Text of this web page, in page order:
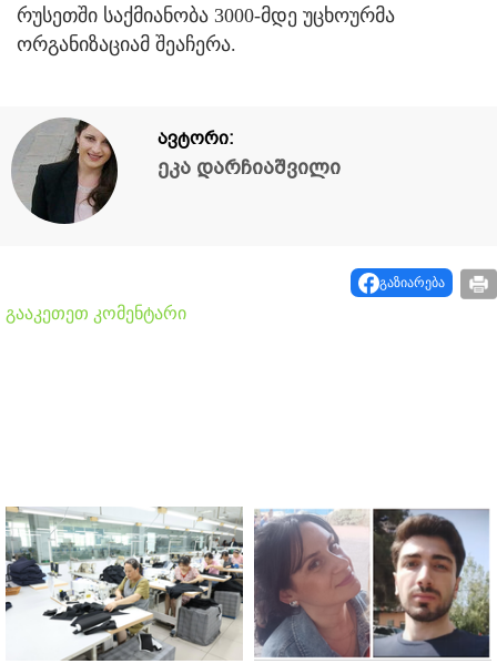
რუსეთში საქმიანობა 3000-მდე უცხოურმა
ორგანიზაციამ შეაჩერა.
ავტორი:
ეკა დარჩიაშვილი
გაზიარება
გააკეთეთ კომენტარი